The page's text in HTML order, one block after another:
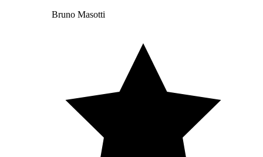
Bruno Masotti